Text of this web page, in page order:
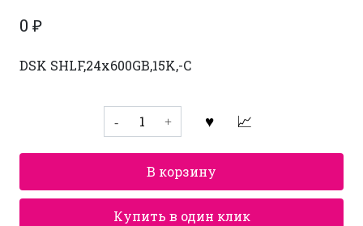
0 ₽
DSK SHLF,24x600GB,15K,-C
Количество
товара
Дисковая
полка
NetApp
DS4243
DS4243-
1514-
24S-
В корзину
Купить в один клик